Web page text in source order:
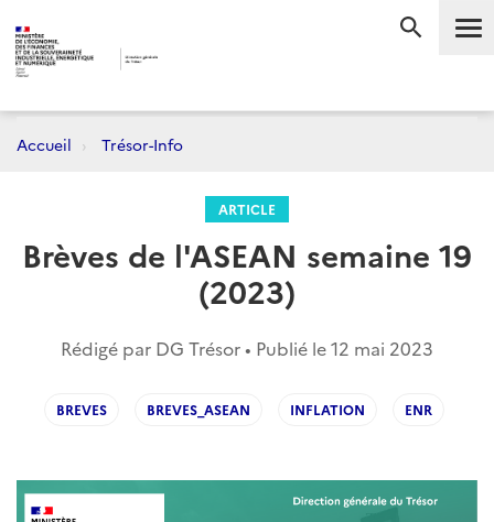
Accueil Trésor-Info
ARTICLE
Brèves de l'ASEAN semaine 19
(2023)
Rédigé par DG Trésor • Publié le12 mai 2023
BREVES BREVES_ASEAN INFLATION ENR